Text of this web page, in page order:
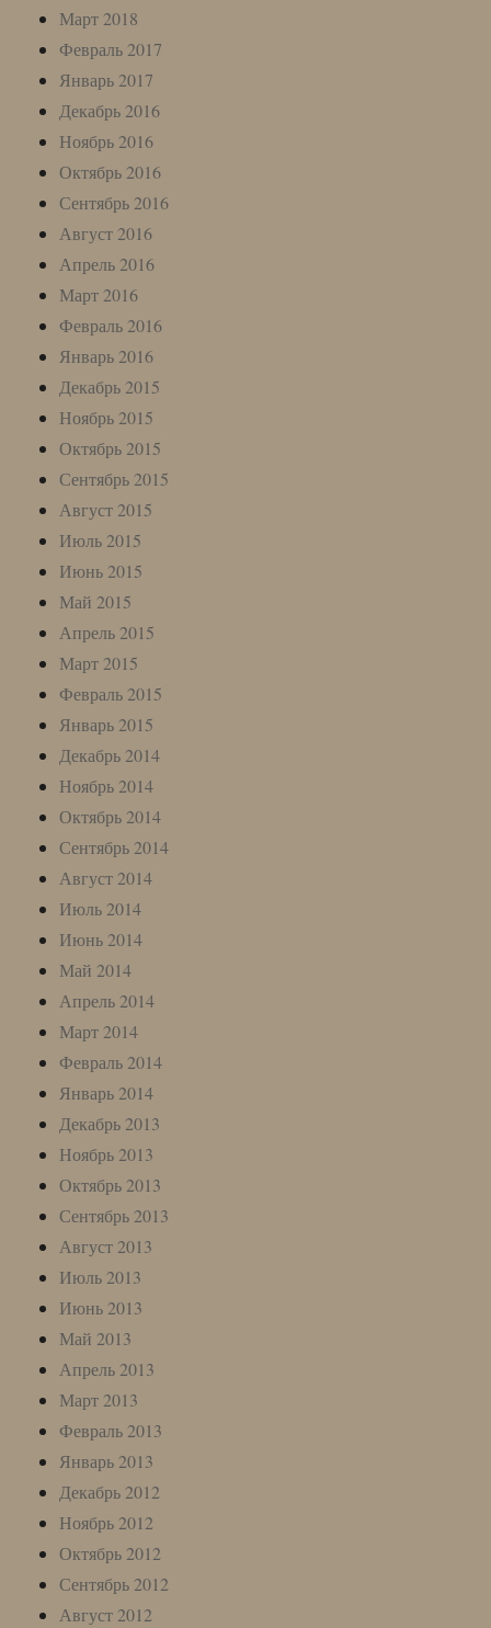
Март 2018
Февраль 2017
Январь 2017
Декабрь 2016
Ноябрь 2016
Октябрь 2016
Сентябрь 2016
Август 2016
Апрель 2016
Март 2016
Февраль 2016
Январь 2016
Декабрь 2015
Ноябрь 2015
Октябрь 2015
Сентябрь 2015
Август 2015
Июль 2015
Июнь 2015
Май 2015
Апрель 2015
Март 2015
Февраль 2015
Январь 2015
Декабрь 2014
Ноябрь 2014
Октябрь 2014
Сентябрь 2014
Август 2014
Июль 2014
Июнь 2014
Май 2014
Апрель 2014
Март 2014
Февраль 2014
Январь 2014
Декабрь 2013
Ноябрь 2013
Октябрь 2013
Сентябрь 2013
Август 2013
Июль 2013
Июнь 2013
Май 2013
Апрель 2013
Март 2013
Февраль 2013
Январь 2013
Декабрь 2012
Ноябрь 2012
Октябрь 2012
Сентябрь 2012
Август 2012